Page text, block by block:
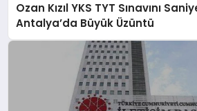
Ozan Kızıl YKS TYT Sınavını
Antalya’da Büyük Üzüntü